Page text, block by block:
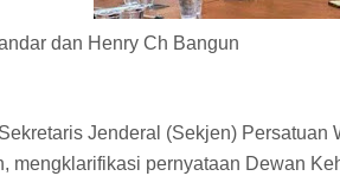
dan Henry Ch Bangun
Jenderal (Sekjen) Persatuan
mengklarifikasi pernyataan Dewan